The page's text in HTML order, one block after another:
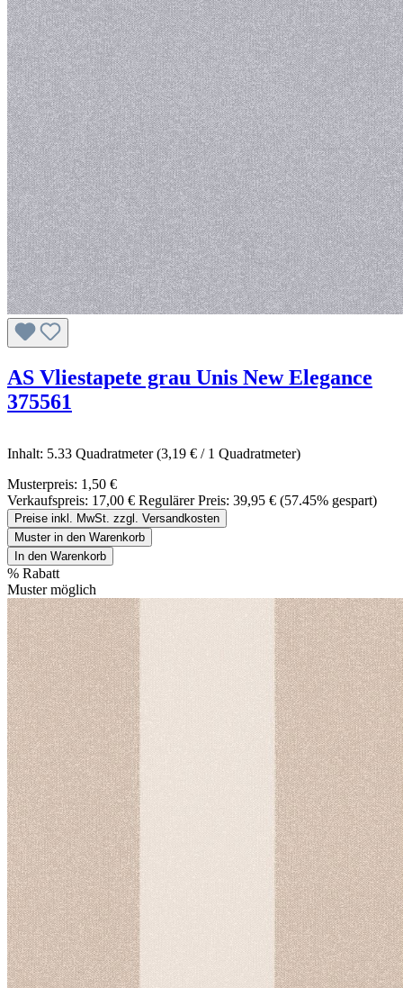
AS Vliestapete grau Unis New Elegance
375561
Inhalt: 5.33 Quadratmeter(3,19 € / 1 Quadratmeter)
Musterpreis: 1,50 €
Verkaufspreis: 17,00 € Regulärer Preis: 39,95 € (57.45% gespart)
Preise inkl. MwSt. zzgl. Versandkosten
Muster in den Warenkorb
In den Warenkorb
% Rabatt
Muster möglich